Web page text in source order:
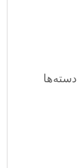
دسته‌ها